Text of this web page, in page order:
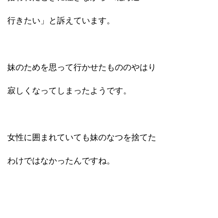
行きたい」と訴えています。
妹のためを思って行かせたもののやはり
寂しくなってしまったようです。
女性に囲まれていても妹のなつを捨てた
わけではなかったんですね。